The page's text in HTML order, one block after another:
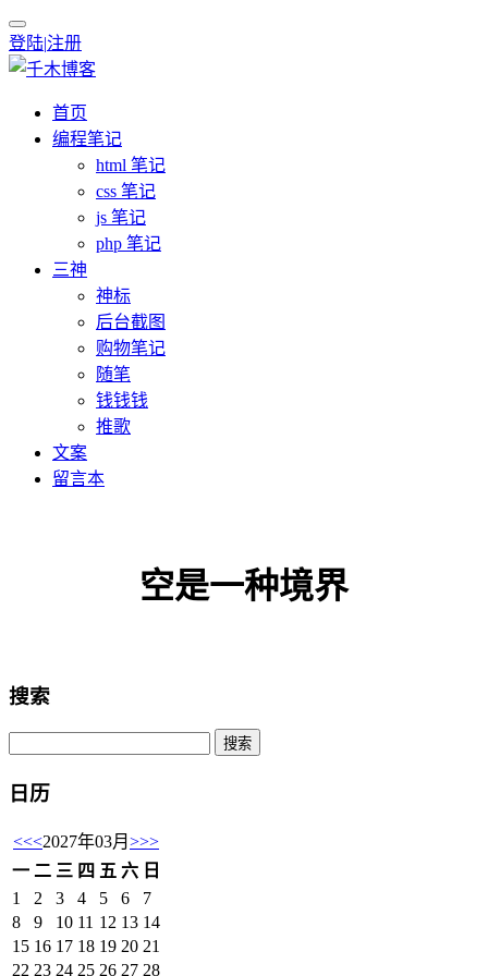
登陆|注册
首页
编程笔记
html 笔记
css 笔记
js 笔记
php 笔记
三神
神标
后台截图
购物笔记
随笔
钱钱钱
推歌
文案
留言本
空是一种境界
搜索
日历
<<<2027年03月 >>>
一 二 三 四 五 六 日
1
2 3 4 5 6
7
8
9 10 11 12 13 14
15 16 17 18 19 20 21
22 23 24 25 26 27 28